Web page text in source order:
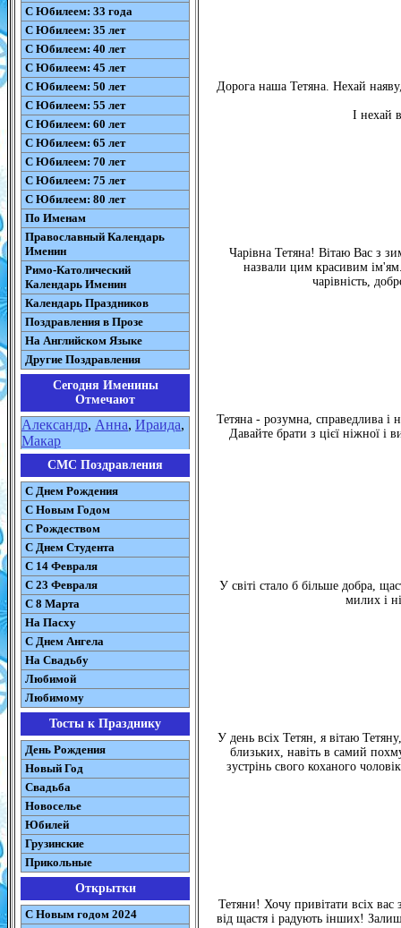
С Юбилеем: 33 года
С Юбилеем: 35 лет
С Юбилеем: 40 лет
С Юбилеем: 45 лет
С Юбилеем: 50 лет
С Юбилеем: 55 лет
С Юбилеем: 60 лет
С Юбилеем: 65 лет
С Юбилеем: 70 лет
С Юбилеем: 75 лет
С Юбилеем: 80 лет
По Именам
Православный Календарь
Именин
Римо-Католический
Календарь Именин
Календарь Праздников
Поздравления в Прозе
На Английском Языке
Другие Поздравления
Сегодня Именины
Отмечают
Александр, Анна, Ираида,
Макар
СМС Поздравления
С Днем Рождения
С Новым Годом
С Рождеством
C Днем Студента
С 14 Февраля
С 23 Февраля
С 8 Марта
На Пасху
C Днем Ангела
На Свадьбу
Любимой
Любимому
Тосты к Празднику
День Рождения
Новый Год
Свадьба
Новоселье
Юбилей
Грузинские
Прикольные
Открытки
С Новым годом 2024
Дорога наша Тетяна. Нехай
І нехай
Чарівна Тетяна! Вітаю Вас з
назвали цим красивим
чарівність,
Тетяна - розумна, справедлива і
Давайте брати з цієї ніжної і
У світі стало б більше добра,
милих і
У день всіх Тетян, я вітаю
близьких, навіть в самий
зустрінь свого коханого
Тетяни! Хочу привітати всіх
від щастя і радують інших!